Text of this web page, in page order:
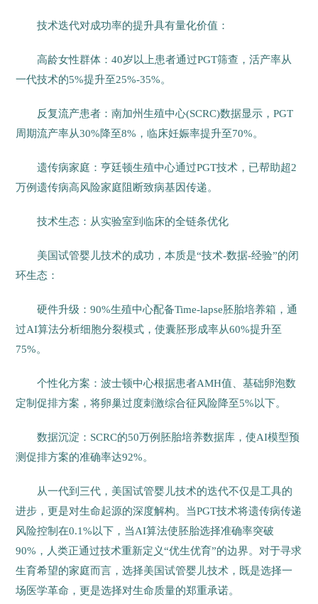
技术迭代对成功率的提升具有量化价值：
高龄女性群体：40岁以上患者通过PGT筛查，活产率从
一代技术的5%提升至25%-35%。
反复流产患者：南加州生殖中心(SCRC)数据显示，PGT
周期流产率从30%降至8%，临床妊娠率提升至70%。
遗传病家庭：亨廷顿生殖中心通过PGT技术，已帮助超2
万例遗传病高风险家庭阻断致病基因传递。
技术生态：从实验室到临床的全链条优化
美国试管婴儿技术的成功，本质是“技术-数据-经验”的闭
环生态：
硬件升级：90%生殖中心配备Time-lapse胚胎培养箱，通
过AI算法分析细胞分裂模式，使囊胚形成率从60%提升至
75%。
个性化方案：波士顿中心根据患者AMH值、基础卵泡数
定制促排方案，将卵巢过度刺激综合征风险降至5%以下。
数据沉淀：SCRC的50万例胚胎培养数据库，使AI模型预
测促排方案的准确率达92%。
从一代到三代，美国试管婴儿技术的迭代不仅是工具的
进步，更是对生命起源的深度解构。当PGT技术将遗传病传递
风险控制在0.1%以下，当AI算法使胚胎选择准确率突破
90%，人类正通过技术重新定义“优生优育”的边界。对于寻求
生育希望的家庭而言，选择美国试管婴儿技术，既是选择一
场医学革命，更是选择对生命质量的郑重承诺。